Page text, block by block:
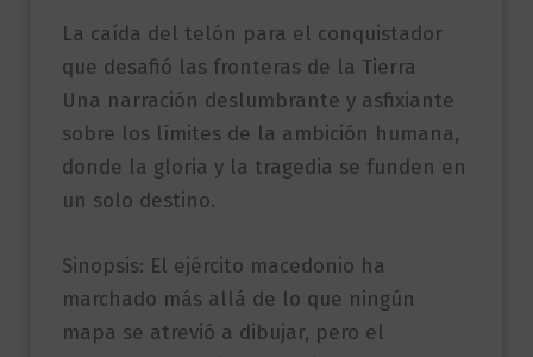
La caída del telón para el conquistador
que desafió las fronteras de la Tierra
Una narración deslumbrante y asfixiante
sobre los límites de la ambición humana,
donde la gloria y la tragedia se funden en
un solo destino.
Sinopsis: El ejército macedonio ha
marchado más allá de lo que ningún
mapa se atrevió a dibujar, pero el